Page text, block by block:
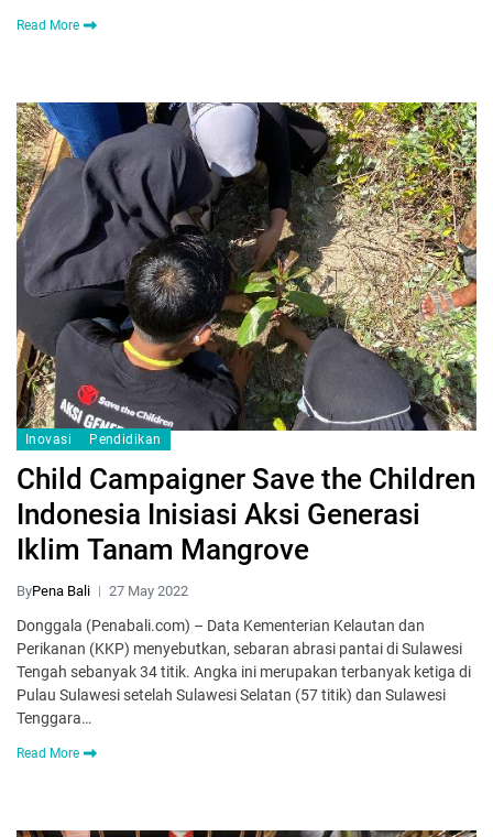
Read More
Inovasi Pendidikan
Child Campaigner Save the Children
Indonesia Inisiasi Aksi Generasi
Iklim Tanam Mangrove
ByPena Bali 27 May 2022
Donggala (Penabali.com) – Data Kementerian Kelautan dan
Perikanan (KKP) menyebutkan, sebaran abrasi pantai di Sulawesi
Tengah sebanyak 34 titik. Angka ini merupakan terbanyak ketiga di
Pulau Sulawesi setelah Sulawesi Selatan (57 titik) dan Sulawesi
Tenggara…
Read More